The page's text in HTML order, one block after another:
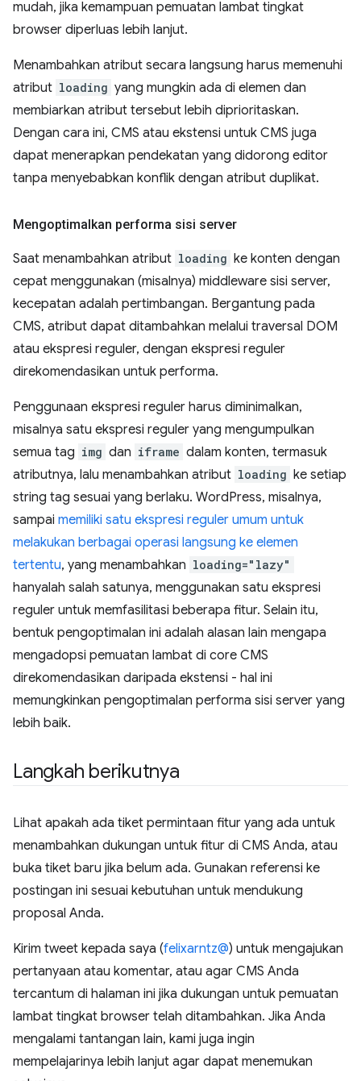
mudah, jika kemampuan pemuatan lambat tingkat
browser diperluas lebih lanjut.
Menambahkan atribut secara langsung harus memenuhi
atribut loading yang mungkin ada di elemen dan
membiarkan atribut tersebut lebih diprioritaskan.
Dengan cara ini, CMS atau ekstensi untuk CMS juga
dapat menerapkan pendekatan yang didorong editor
tanpa menyebabkan konflik dengan atribut duplikat.
Mengoptimalkan performa sisi server
Saat menambahkan atribut loading ke konten dengan
cepat menggunakan (misalnya) middleware sisi server,
kecepatan adalah pertimbangan. Bergantung pada
CMS, atribut dapat ditambahkan melalui traversal DOM
atau ekspresi reguler, dengan ekspresi reguler
direkomendasikan untuk performa.
Penggunaan ekspresi reguler harus diminimalkan,
misalnya satu ekspresi reguler yang mengumpulkan
semua tag img dan iframe dalam konten, termasuk
atributnya, lalu menambahkan atribut loading ke setiap
string tag sesuai yang berlaku. WordPress, misalnya,
sampai memiliki satu ekspresi reguler umum untuk
melakukan berbagai operasi langsung ke elemen
tertentu, yang menambahkan loading="lazy"
hanyalah salah satunya, menggunakan satu ekspresi
reguler untuk memfasilitasi beberapa fitur. Selain itu,
bentuk pengoptimalan ini adalah alasan lain mengapa
mengadopsi pemuatan lambat di core CMS
direkomendasikan daripada ekstensi - hal ini
memungkinkan pengoptimalan performa sisi server yang
lebih baik.
Langkah berikutnya
Lihat apakah ada tiket permintaan fitur yang ada untuk
menambahkan dukungan untuk fitur di CMS Anda, atau
buka tiket baru jika belum ada. Gunakan referensi ke
postingan ini sesuai kebutuhan untuk mendukung
proposal Anda.
Kirim tweet kepada saya (felixarntz@) untuk mengajukan
pertanyaan atau komentar, atau agar CMS Anda
tercantum di halaman ini jika dukungan untuk pemuatan
lambat tingkat browser telah ditambahkan. Jika Anda
mengalami tantangan lain, kami juga ingin
mempelajarinya lebih lanjut agar dapat menemukan